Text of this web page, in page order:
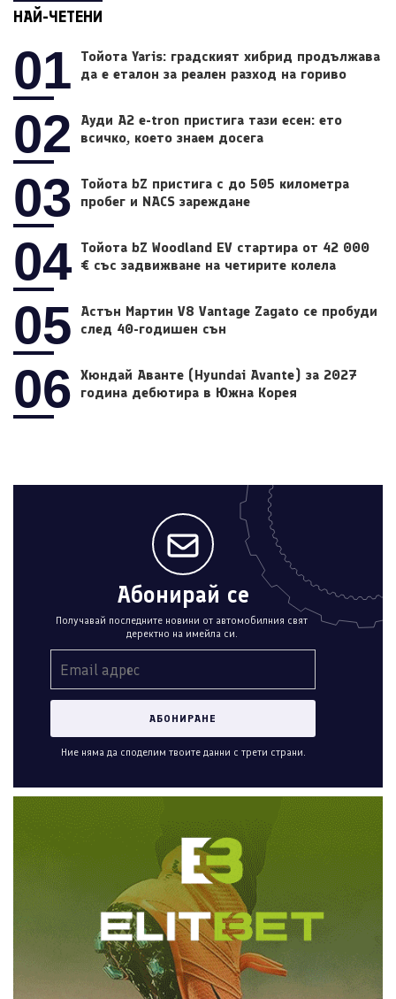
НАЙ-ЧЕТЕНИ
01
Тойота Yaris: градският хибрид продължава
да е еталон за реален разход на гориво
02
Ауди A2 e-tron пристига тази есен: ето
всичко, което знаем досега
03
Тойота bZ пристига с до 505 километра
пробег и NACS зареждане
04 Тойота bZ Woodland EV стартира от 42 000
€ със задвижване на четирите колела
05
Астън Мартин V8 Vantage Zagato се пробуди
след 40-годишен сън
06
Хюндай Аванте (Hyundai Avante) за 2027
година дебютира в Южна Корея
Абонирай се
Получавай последните новини от автомобилния свят
деректно на имейла си.
Ние няма да споделим твоите данни с трети страни.